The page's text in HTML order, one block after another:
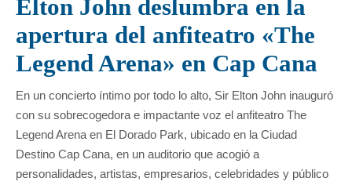
Elton John deslumbra en la
apertura del anfiteatro «The
Legend Arena» en Cap Cana
En un concierto íntimo por todo lo alto, Sir Elton John inauguró
con su sobrecogedora e impactante voz el anfiteatro The
Legend Arena en El Dorado Park, ubicado en la Ciudad
Destino Cap Cana, en un auditorio que acogió a
personalidades, artistas, empresarios, celebridades y público